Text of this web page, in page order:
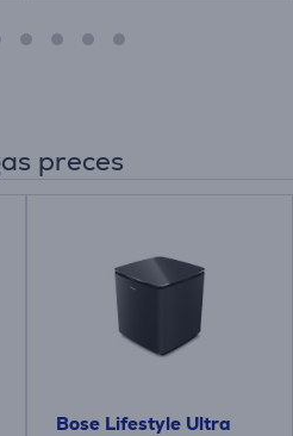
preces
Bose Lifestyle Ultra